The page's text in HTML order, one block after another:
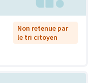
Non retenue par
le tri citoyen